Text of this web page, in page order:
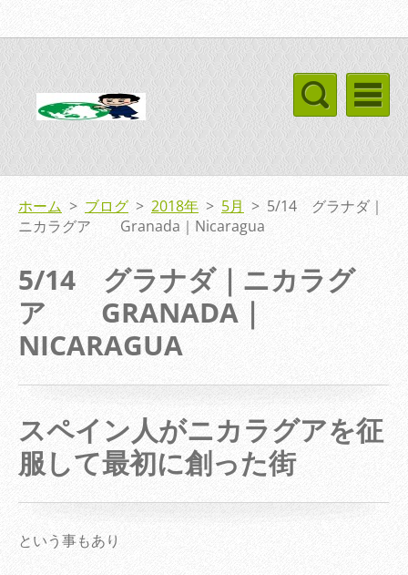
ホーム > ブログ > 2018年 > 5月 > 5/14 グラナダ｜
ニカラグア Granada｜Nicaragua
5/14 グラナダ｜ニカラグ
ア GRANADA｜
NICARAGUA
スペイン人がニカラグアを征
服して最初に創った街
という事もあり